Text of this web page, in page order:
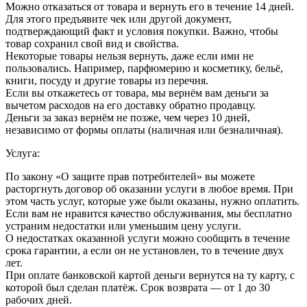
Можно отказаться от товара и вернуть его в течение 14 дней.
Для этого предъявите чек или другой документ,
подтверждающий факт и условия покупки. Важно, чтобы
товар сохранил свой вид и свойства.
Некоторые товары нельзя вернуть, даже если ими не
пользовались. Например, парфюмерию и косметику, бельё,
книги, посуду и другие товары из перечня.
Если вы откажетесь от товара, мы вернём вам деньги за
вычетом расходов на его доставку обратно продавцу.
Деньги за заказ вернём не позже, чем через 10 дней,
независимо от формы оплаты (наличная или безналичная).
Услуга:
По закону «О защите прав потребителей» вы можете
расторгнуть договор об оказании услуги в любое время. При
этом часть услуг, которые уже были оказаны, нужно оплатить.
Если вам не нравится качество обслуживания, мы бесплатно
устраним недостатки или уменьшим цену услуги.
О недостатках оказанной услуги можно сообщить в течение
срока гарантии, а если он не установлен, то в течение двух
лет.
При оплате банковской картой деньги вернутся на ту карту, с
которой был сделан платёж. Срок возврата — от 1 до 30
рабочих дней.